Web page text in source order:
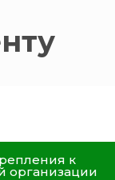
к
организации